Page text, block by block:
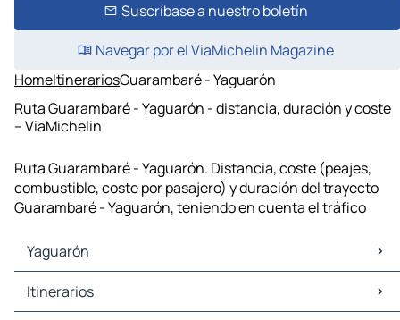
Suscríbase a nuestro boletín
Navegar por el ViaMichelin Magazine
HomeItinerariosGuarambaré - Yaguarón
Ruta Guarambaré - Yaguarón - distancia, duración y coste
– ViaMichelin
Ruta Guarambaré - Yaguarón. Distancia, coste (peajes,
combustible, coste por pasajero) y duración del trayecto
Guarambaré - Yaguarón, teniendo en cuenta el tráfico
Yaguarón
Yaguarón Mapas Planos
Yaguarón Trafico
Itinerarios